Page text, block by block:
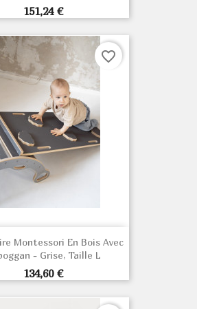
Prix
151,24 €
Montessori En Bois Avec
- Grise, Taille L
Prix
134,60 €
favorite_border